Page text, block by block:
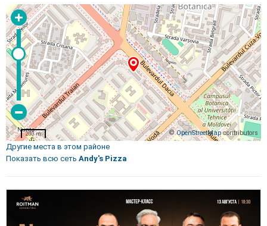
©OpenStreetMapcontributors
200 m
Другие места в этом районе
Показать всю сеть Andy's Pizza